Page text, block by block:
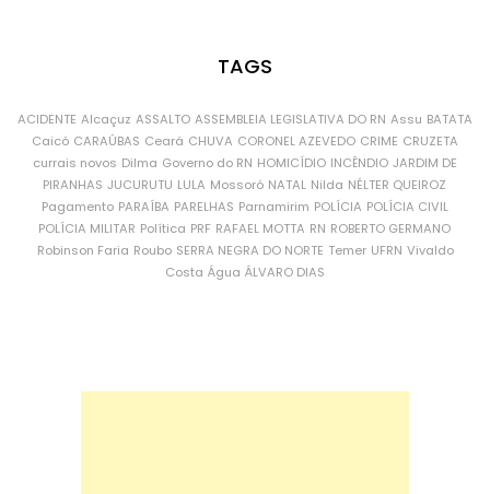
TAGS
ACIDENTE Alcaçuz ASSALTO ASSEMBLEIA LEGISLATIVA DO RN Assu BATATA
Caicó CARAÚBAS Ceará CHUVA CORONEL AZEVEDO CRIME CRUZETA
currais novos Dilma Governo do RN HOMICÍDIO INCÊNDIO JARDIM DE
PIRANHAS JUCURUTU LULA Mossoró NATAL Nilda NÉLTER QUEIROZ
Pagamento PARAÍBA PARELHAS Parnamirim POLÍCIA POLÍCIA CIVIL
POLÍCIA MILITAR Política PRF RAFAEL MOTTA RN ROBERTO GERMANO
Robinson Faria Roubo SERRA NEGRA DO NORTE Temer UFRN Vivaldo
Costa Água ÁLVARO DIAS